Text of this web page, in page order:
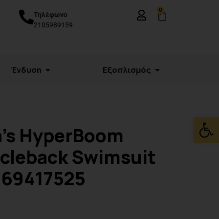
Τηλέφωνο
2105989159
0
Ένδυση Εξοπλισμός
HyperBoom
Swimsuit